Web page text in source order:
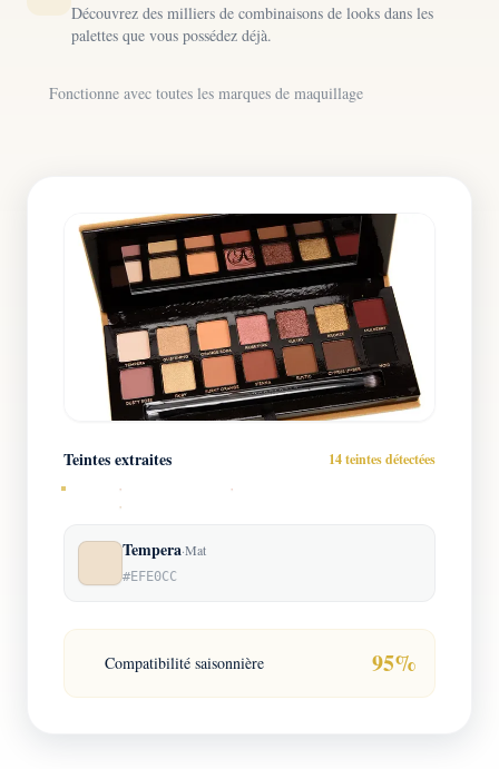
Découvrez des milliers de combinaisons de looks dans les
palettes que vous possédez déjà.
Fonctionne avec toutes les marques de maquillage
Teintes extraites 14 teintes détectées
Tempera·Mat
#EFE0CC
Compatibilité saisonnière 95%